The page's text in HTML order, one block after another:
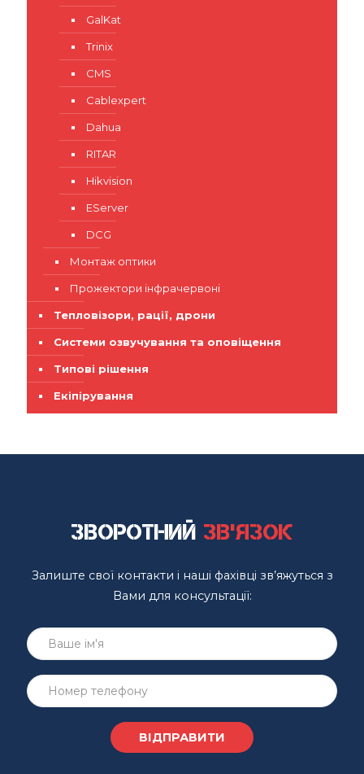
GalKat
Trinix
CMS
Cablexpert
Dahua
RITAR
Hikvision
EServer
DCG
Монтаж оптики
Прожектори інфрачервоні
Тепловізори, рації, дрони
Системи озвучування та оповіщення
Типові рішення
Екіпірування
Зворотний зв'язок
Залиште свої контакти і наші фахівці зв’яжуться з
Вами для консультації: